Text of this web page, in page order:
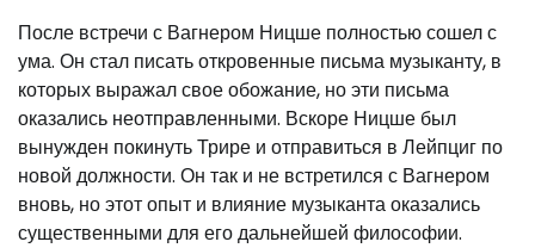
После встречи с Вагнером Ницше полностью сошел с
ума. Он стал писать откровенные письма музыканту, в
которых выражал свое обожание, но эти письма
оказались неотправленными. Вскоре Ницше был
вынужден покинуть Трире и отправиться в Лейпциг по
новой должности. Он так и не встретился с Вагнером
вновь, но этот опыт и влияние музыканта оказались
существенными для его дальнейшей философии.